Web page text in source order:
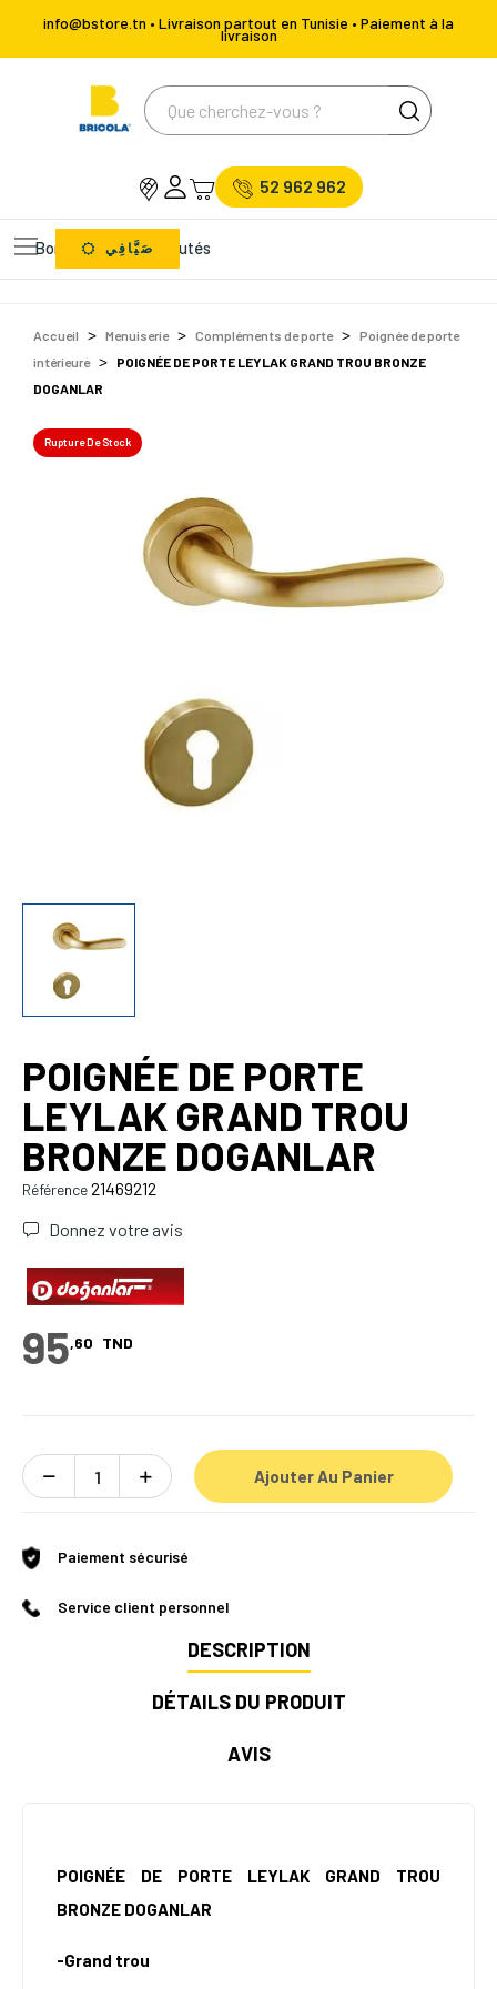
info@bstore.tn • Livraison partout en Tunisie • Paiement à la
livraison
52 962 962
Bons Plans Nouveautés
صَيَّافِي
Accueil Menuiserie Compléments de porte
Poignée de porte
intérieure
POIGNÉE DE PORTE LEYLAK GRAND TROU BRONZE
DOGANLAR
Rupture De Stock
POIGNÉE DE PORTE
LEYLAK GRAND TROU
BRONZE DOGANLAR
Référence21469212
Donnez votre avis
95,60 TND
Ajouter Au Panier
Paiement sécurisé
Service client personnel
DESCRIPTION
DÉTAILS DU PRODUIT
AVIS
POIGNÉE DE PORTE LEYLAK GRAND TROU
BRONZE DOGANLAR
-Grand trou